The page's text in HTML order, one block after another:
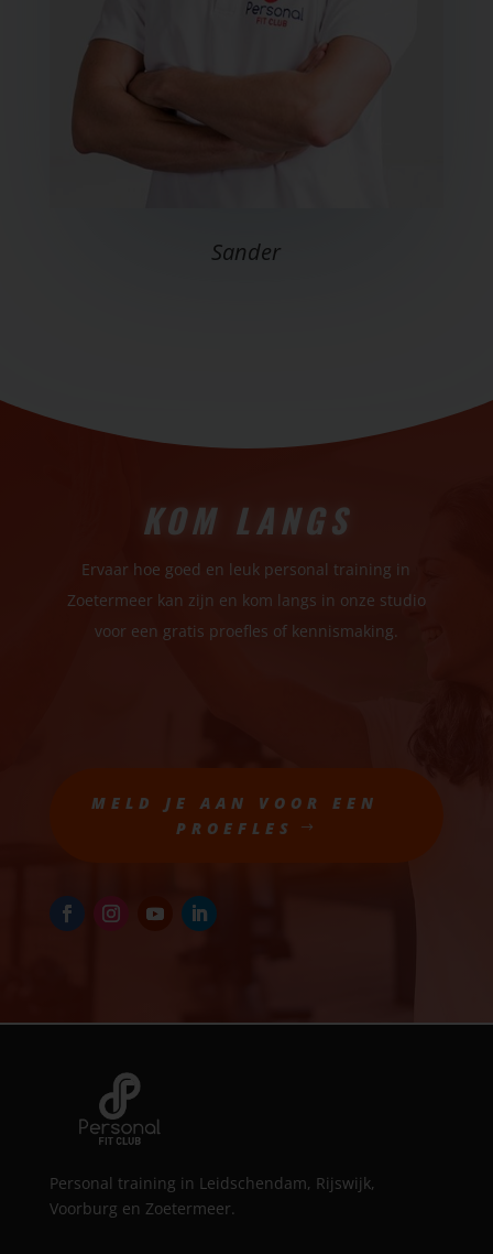
Sander
KOM LANGS
Ervaar hoe goed en leuk personal training in
Zoetermeer​ kan zijn en kom langs in onze studio
voor een gratis proefles of kennismaking.
MELD JE AAN VOOR EEN
PROEFLES
Personal training in Leidschendam, Rijswijk,
Voorburg en Zoetermeer.